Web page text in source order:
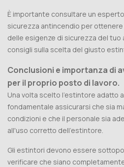
È importante consultare un
sicurezza antincendio per
delle esigenze di sicurezza del tuo
consigli sulla scelta del giusto
Conclusioni e importanza di
per il proprio posto di lavoro.
Una volta scelto l'estintore adatto
fondamentale assicurarsi che sia
condizioni e che il personale sia
all'uso corretto dell'estintore.
Gli estintori devono essere
verificare che siano